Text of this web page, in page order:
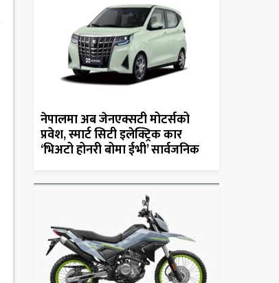
नेपालमा अब जेनएक्सटी मोटर्सको
प्रवेश, स्मार्ट सिटी इलेक्ट्रिक कार
‘भिअटो होनरी बोमा ईभी’ सार्वजनिक